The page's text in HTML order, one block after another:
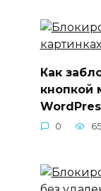
Как
кнопкой
0